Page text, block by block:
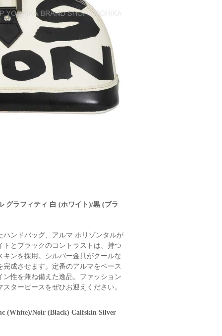
グラフィティ 白 (ホワイト)/黒 (ブラ
ンドバッグ、アルマ ホリゾンタルが
とブラックのコントラストは、持つ
ンを採用。シルバー金具がクールな
成させます。定番のアルマをベース
性を兼ね備えた逸品。ファッション
ターピースをぜひお迎えください。
(White)/Noir (Black) Calfskin Silver